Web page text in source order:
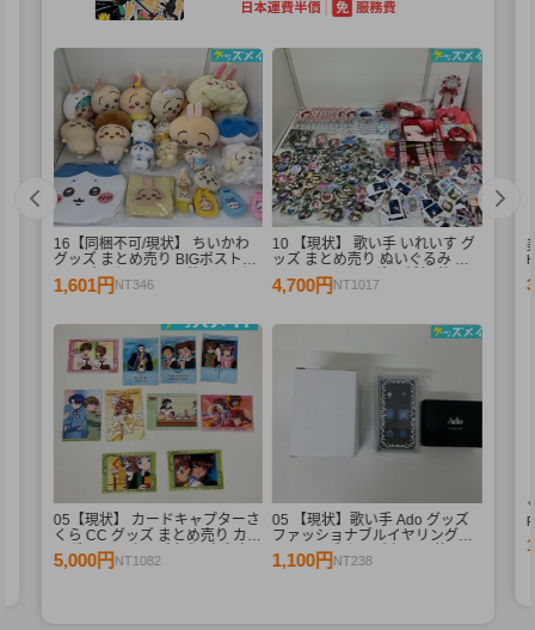
16【同梱不可/現状】 ちいかわ
グッズ まとめ売り BIGボストン
バッグ、ぬいぐるみ 他 / ちいか
わ
1,601円 NT346
10 【現状】 歌い手 いれいす グ
ッズ まとめ売り ぬいぐるみ バ
ッジ・キーホルダー 紙類 他
4,700円 NT1017
05【現状】 カードキャプターさ
くら CC グッズ まとめ売り カー
ドダス マスターズ 初版 木之本
桜 少狼 他
5,000円 NT1082
05 【現状】歌い手 Ado グッズ
ファッショナブルイヤリング
2ndライブ カムパネルラ 他
1,100円 NT238